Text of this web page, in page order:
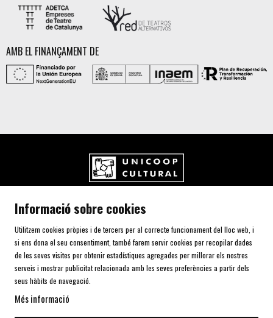
AMB EL FINANÇAMENT DE
Carrer de l'Aurora, 80 (Plaça de Cal Font)
Telf. 93 805 00 75
AVÍS LEGAL I POLÍTICA DE PRIVACITAT
Informació sobre cookies
Utilitzem cookies pròpies i de tercers per al correcte funcionament del lloc web, i
si ens dona el seu consentiment, també farem servir cookies per recopilar dades
de les seves visites per obtenir estadístiques agregades per millorar els nostres
serveis i mostrar publicitat relacionada amb les seves preferències a partir dels
seus hàbits de navegació.
Més informació